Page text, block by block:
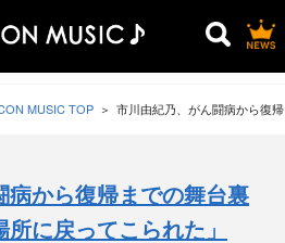
MUSIC TOP 市川由紀乃、がん闘病から復
から復帰までの舞台裏
に戻ってこられた」